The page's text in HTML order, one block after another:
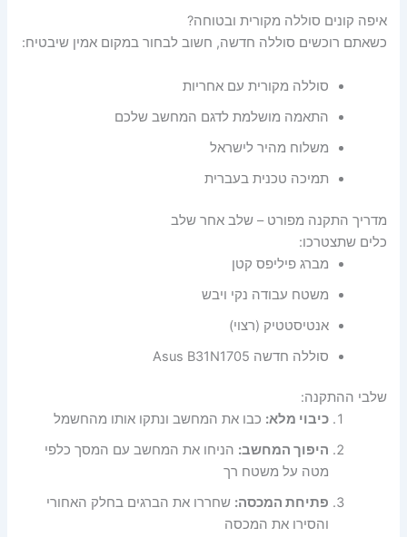
איפה קונים סוללה מקורית ובטוחה?
כשאתם רוכשים סוללה חדשה, חשוב לבחור במקום אמין שיבטיח:
סוללה מקורית עם אחריות
התאמה מושלמת לדגם המחשב שלכם
משלוח מהיר לישראל
תמיכה טכנית בעברית
מדריך התקנה מפורט – שלב אחר שלב
כלים שתצטרכו:
מברג פיליפס קטן
משטח עבודה נקי ויבש
אנטיסטטיק (רצוי)
סוללה חדשה Asus B31N1705
שלבי ההתקנה:
כיבוי מלא: כבו את המחשב ונתקו אותו מהחשמל
היפוך המחשב: הניחו את המחשב עם המסך כלפי
מטה על משטח רך
פתיחת המכסה: שחררו את הברגים בחלק האחורי
והסירו את המכסה